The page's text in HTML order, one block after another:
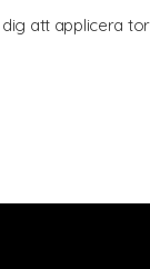
att applicera